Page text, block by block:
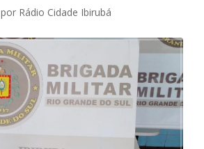
por Rádio Cidade Ibirubá